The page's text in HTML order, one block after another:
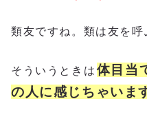
類友ですね。類は友を呼
そういうときは 体目当
の人に感じちゃいま